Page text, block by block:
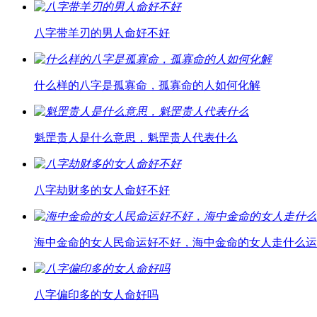
八字带羊刃的男人命好不好
什么样的八字是孤寡命，孤寡命的人如何化解
魁罡贵人是什么意思，魁罡贵人代表什么
八字劫财多的女人命好不好
海中金命的女人民命运好不好，海中金命的女人走什么
八字偏印多的女人命好吗